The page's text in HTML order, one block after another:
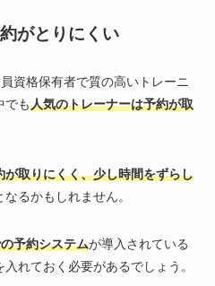
がとりにくい
資格保有者で質の高いトレーニ
でも人気のトレーナーは予約が取
取りにくく、少し時間をずらし
なるかもしれません。
予約システムが導入されている
れておく必要があるでしょう。